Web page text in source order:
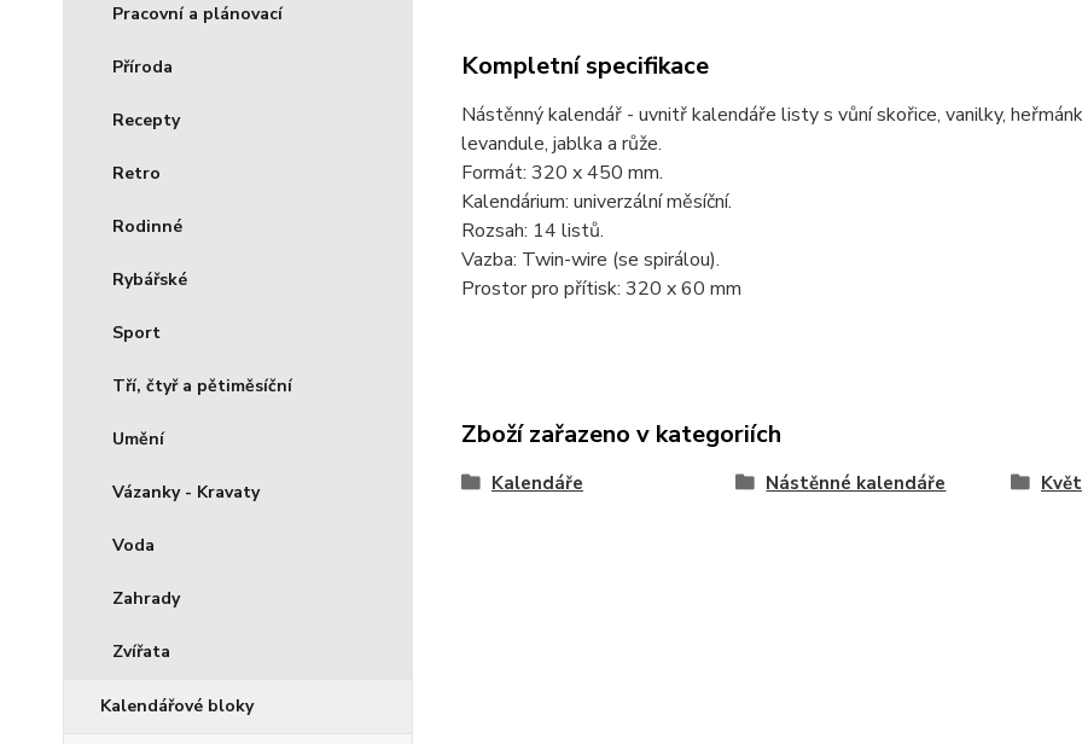
Pracovní a plánovací
Příroda
Recepty
Retro
Rodinné
Rybářské
Sport
Tří, čtyř a pětiměsíční
Umění
Vázanky - Kravaty
Voda
Zahrady
Zvířata
Kalendářové bloky
Kompletní specifikace
Nástěnný kalendář - uvnitř kalendáře listy s vůní skořice, vanilky,
levandule, jablka a růže.
Formát: 320 x 450 mm.
Kalendárium: univerzální měsíční.
Rozsah: 14 listů.
Vazba: Twin-wire (se spirálou).
Prostor pro přítisk: 320 x 60 mm
Zboží zařazeno v kategoriích
Kalendáře Nástěnné kalendáře